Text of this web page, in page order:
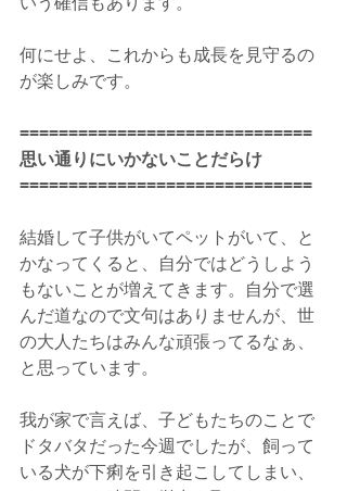
何にせよ、これからも成長を見守るの
が楽しみです。
==============================
思い通りにいかないことだらけ
==============================
結婚して子供がいてペットがいて、と
かなってくると、自分ではどうしよう
もないことが増えてきます。自分で選
んだ道なので文句はありませんが、世
の大人たちはみんな頑張ってるなぁ、
と思っています。
我が家で言えば、子どもたちのことで
ドタバタだった今週でしたが、飼って
いる犬が下痢を引き起こしてしまい、